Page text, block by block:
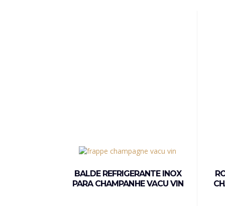
BALDE REFRIGERANTE INOX
PARA CHAMPANHE VACU VIN